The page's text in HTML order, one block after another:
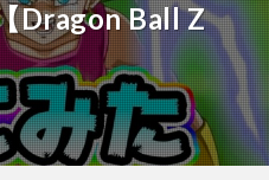
Dragon Ball Z